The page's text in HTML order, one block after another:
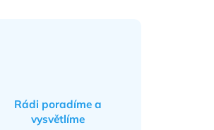
Rádi poradíme a
vysvětlíme